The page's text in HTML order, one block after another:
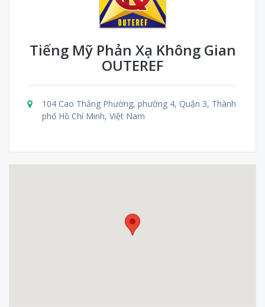
Tiếng Mỹ Phản Xạ Không Gian
OUTEREF
104 Cao Thắng Phường, phường 4, Quận 3, Thành
phố Hồ Chí Minh, Việt Nam